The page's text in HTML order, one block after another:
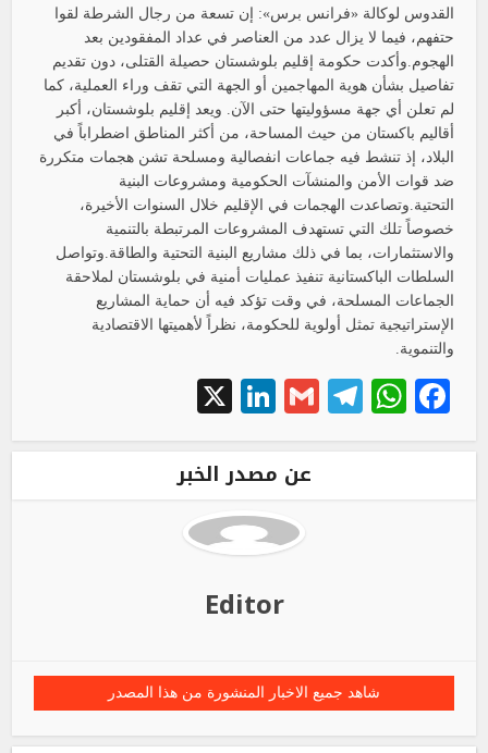
القدوس لوكالة «فرانس برس»: إن تسعة من رجال الشرطة لقوا
حتفهم، فيما لا يزال عدد من العناصر في عداد المفقودين بعد
الهجوم.وأكدت حكومة إقليم بلوشستان حصيلة القتلى، دون تقديم
تفاصيل بشأن هوية المهاجمين أو الجهة التي تقف وراء العملية، كما
لم تعلن أي جهة مسؤوليتها حتى الآن. ويعد إقليم بلوشستان، أكبر
أقاليم باكستان من حيث المساحة، من أكثر المناطق اضطراباً في
البلاد، إذ تنشط فيه جماعات انفصالية ومسلحة تشن هجمات متكررة
ضد قوات الأمن والمنشآت الحكومية ومشروعات البنية
التحتية.وتصاعدت الهجمات في الإقليم خلال السنوات الأخيرة،
خصوصاً تلك التي تستهدف المشروعات المرتبطة بالتنمية
والاستثمارات، بما في ذلك مشاريع البنية التحتية والطاقة.وتواصل
السلطات الباكستانية تنفيذ عمليات أمنية في بلوشستان لملاحقة
الجماعات المسلحة، في وقت تؤكد فيه أن حماية المشاريع
الإستراتيجية تمثل أولوية للحكومة، نظراً لأهميتها الاقتصادية
والتنموية.
Facebook
WhatsApp
Telegram
Gmail
LinkedIn
عن مصدر الخبر
Editor
شاهد جميع الاخبار المنشورة من هذا المصدر